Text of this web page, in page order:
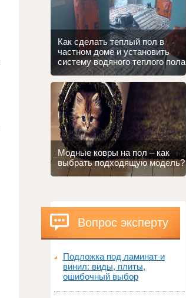
Как сделать теплый пол в
частном доме и установить
систему водяного теплого пола
Модные ковры на пол – как
выбрать подходящую модель?
Вопрос эксперту
Подложка под ламинат и
винил: виды, плиты,
ошибочный выбор